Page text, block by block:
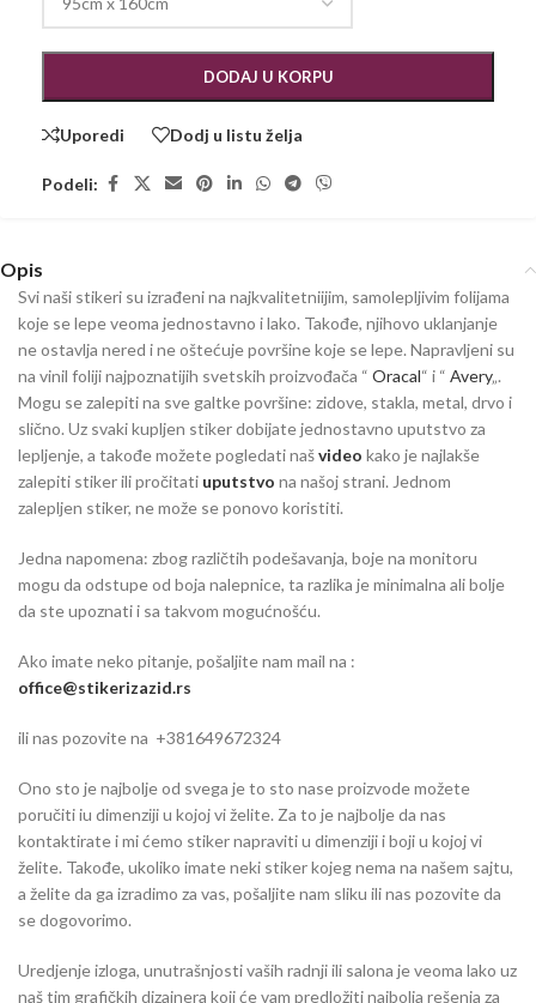
DODAJ U KORPU
Uporedi Dodj u listu želja
Podeli:
Opis
Svi naši stikeri su izrađeni na najkvalitetniijim, samolepljivim folijama
koje se lepe veoma jednostavno i lako. Takođe, njihovo uklanjanje
ne ostavlja nered i ne oštećuje površine koje se lepe. Napravljeni su
na vinil foliji najpoznatijih svetskih proizvođača “ Oracal“ i “ Avery„.
Mogu se zalepiti na sve galtke površine: zidove, stakla, metal, drvo i
slično. Uz svaki kupljen stiker dobijate jednostavno uputstvo za
lepljenje, a takođe možete pogledati našvideo kako je najlakše
zalepiti stiker ili pročitati uputstvo na našoj strani. Jednom
zalepljen stiker, ne može se ponovo koristiti.
Jedna napomena: zbog različtih podešavanja, boje na monitoru
mogu da odstupe od boja nalepnice, ta razlika je minimalna ali bolje
da ste upoznati i sa takvom mogućnošću.
Ako imate neko pitanje, pošaljite nam mail na :
office@stikerizazid.rs
ili nas pozovite na +381649672324
Ono sto je najbolje od svega je to sto nase proizvode možete
poručiti iu dimenziji u kojoj vi želite. Za to je najbolje da nas
kontaktirate i mi ćemo stiker napraviti u dimenziji i boji u kojoj vi
želite. Takođe, ukoliko imate neki stiker kojeg nema na našem sajtu,
a želite da ga izradimo za vas, pošaljite nam sliku ili nas pozovite da
se dogovorimo.
Uredjenje izloga, unutrašnjosti vaših radnji ili salona je veoma lako uz
naš tim grafičkih dizajnera koji će vam predložiti najbolja rešenja za